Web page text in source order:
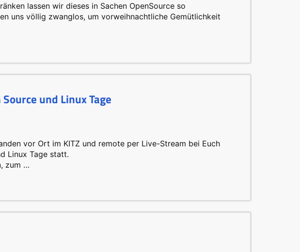
lassen wir dieses in Sachen OpenSource so
uns völlig zwanglos, um vorweihnachtliche Gemütlichkeit
und Linux Tage
vor Ort im KITZ und remote per Live-Stream bei Euch
Linux Tage statt.
zum …